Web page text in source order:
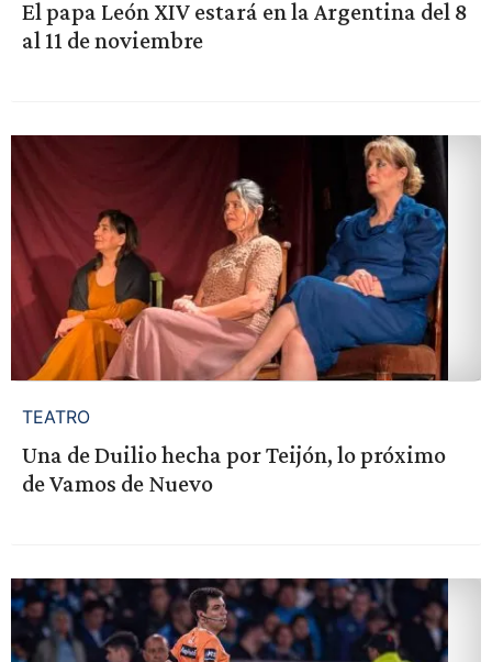
El papa León XIV estará en la Argentina del 8
al 11 de noviembre
TEATRO
Una de Duilio hecha por Teijón, lo próximo
de Vamos de Nuevo